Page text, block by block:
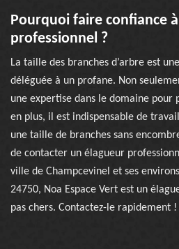
Pourquoi faire confiance
professionnel ?
La taille des branches d’arbre est
déléguée à un profane. Non
une expertise dans le domaine pour
en plus, il est indispensable de
une taille de branches sans
de contacter un élagueur
ville de Champcevinel et ses
24750, Noa Espace Vert est un
pas chers. Contactez-le rapidement !